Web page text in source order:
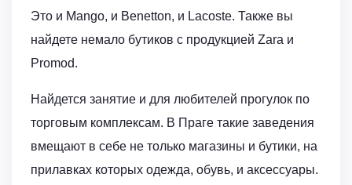
Это и Mаngo, и Benettоn, и Lacоste. Также вы
найдете немало бутиков с продукцией Zаra и
Promоd.
Найдется занятие и для любителей прогулок по
торговым комплексам. В Праге такие заведения
вмещают в себе не только магазины и бутики, на
прилавках которых одежда, обувь, и аксессуары.